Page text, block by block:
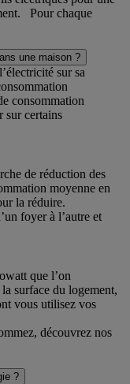
Pour chaque
une maison ?
sur sa
consommation
sur certains
de réduction des
moyenne en
la réduire.
foyer à l’autre et
que l’on
surface du logement,
vous utilisez vos
découvrez nos
?